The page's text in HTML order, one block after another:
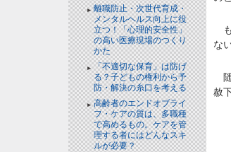
離職防止・次世代育成・
メンタルヘルス向上に役
立つ！「心理的安全性」
の高い医療現場のつくり
かた
「不適切な保育」は防げ
る？子どもの権利から予
防・解決の糸口を考える
高齢者のエンドオブライ
フ・ケアの質は、多職種
で高めるもの。ケアを管
理する者にはどんなスキ
ルが必要？
も
な
随
赦